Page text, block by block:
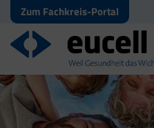
Zum Fachkreis-Portal